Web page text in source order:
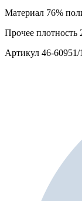
Материал 76%
Прочее плотность
Артикул 46-60951/